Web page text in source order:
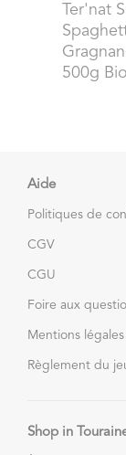
Ter'nat
500g Bio
Aide
Politiques de
CGV
CGU
Foire aux
Mentions
Règlement du
Shop in